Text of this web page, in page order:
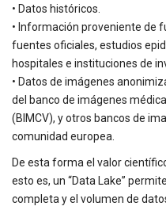
• Datos históricos.
• Información proveniente de
fuentes oficiales, estudios
hospitales e instituciones de
• Datos de imágenes
del banco de imágenes
(BIMCV), y otros bancos de
comunidad europea.
De esta forma el valor
esto es, un “Data Lake”
completa y el volumen de